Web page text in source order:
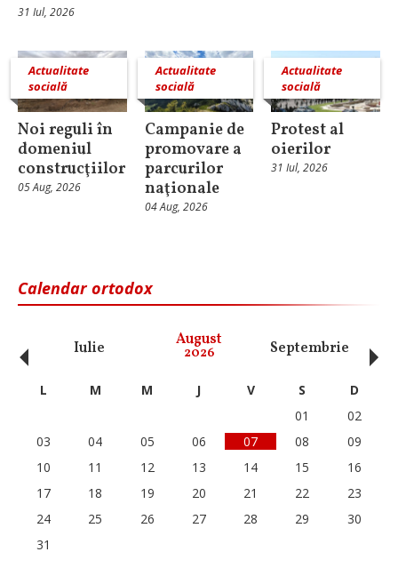
31 Iul, 2026
Actualitate
socială
Noi reguli în
domeniul
construcţiilor
05 Aug, 2026
Actualitate
socială
Campanie de
promovare a
parcurilor
naţionale
04 Aug, 2026
Actualitate
socială
Protest al
oierilor
31 Iul, 2026
Calendar ortodox
Iulie August
2026 Septembrie
‹ L M M J V S
D
01
02
03
04 05 06 07 08
09
10
11 12 13 14 15
16
17
18 19 20 21 22
23
24
25 26 27 28 29
30
31